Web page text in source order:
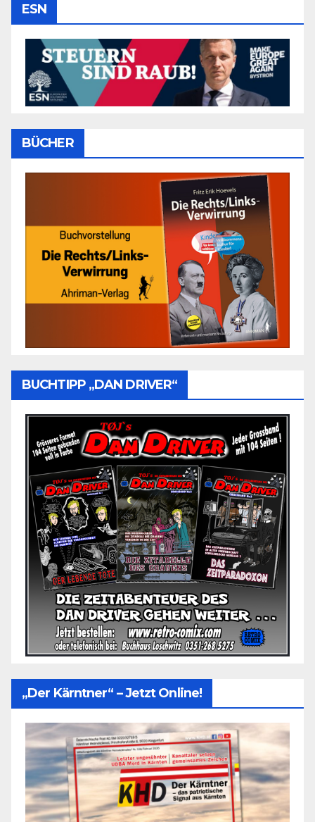
ESN
BÜCHER
BUCHTIPP „DAN DRIVER“
„Der Kärntner“ – Jetzt Online!